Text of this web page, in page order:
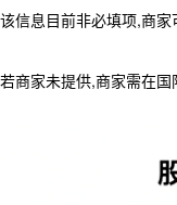
该信息目前非必填项,商
若商家未提供,商家需在国